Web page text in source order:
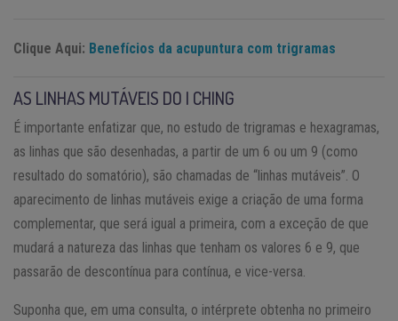
Clique Aqui: Benefícios da acupuntura com trigramas
AS LINHAS MUTÁVEIS DO I CHING
É importante enfatizar que, no estudo de trigramas e hexagramas,
as linhas que são desenhadas, a partir de um 6 ou um 9 (como
resultado do somatório), são chamadas de “linhas mutáveis”. O
aparecimento de linhas mutáveis exige a criação de uma forma
complementar, que será igual a primeira, com a exceção de que
mudará a natureza das linhas que tenham os valores 6 e 9, que
passarão de descontínua para contínua, e vice-versa.
Suponha que, em uma consulta, o intérprete obtenha no primeiro